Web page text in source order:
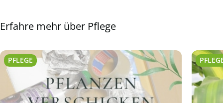
Erfahre mehr über Pflege
PFLEGE